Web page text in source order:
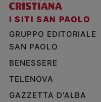
I SITI SAN PAOLO
GRUPPO EDITORIALE
SAN PAOLO
BENESSERE
TELENOVA
GAZZETTA D'ALBA